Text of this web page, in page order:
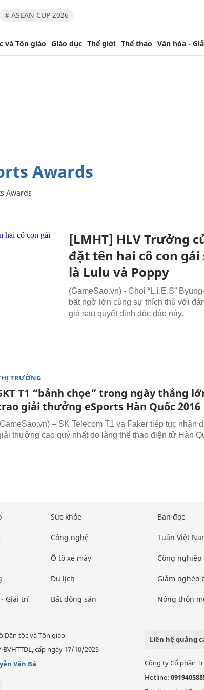
# ASEAN CUP 2026
và Tôn giáo Giáo dục Thế giới Thể thao Văn hóa -
Awards
Awards
[LMHT] HLV Trưởng
đặt tên hai cô con
là Lulu và Poppy
(GameSao.vn) - Choi “L.i.E.S”
bất ngờ lớn cùng sự thích thú với
giả sau quyết định độc đáo này.
TRƯỜNG
T1 “bảnh chọe” trong ngày thắng
giải thưởng eSports Hàn Quốc 2016
– SK Telecom T1 và Faker tiếp tục nhận
thưởng cao quý nhất do làng thể thao điện tử Hàn
Giải trí
Sức khỏe
Công nghệ
Ô tô xe máy
Du lịch
Bất động sản
Bạn đọc
Tuần Việt
Công
Giảm nghèo
Nông thôn
Dân tộc và Tôn giáo
cấp ngày 17/10/2025
Văn Bá
Liên hệ quảng
Công ty Cổ phần
Hotline: